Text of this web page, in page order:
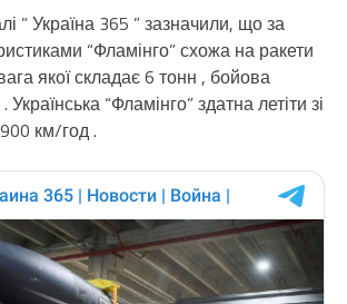
” Україна 365 ” зазначили, що за
“Фламінго” схожа на ракети
якої складає 6 тонн , бойова
Українська “Фламінго” здатна летіти зі
км/год .